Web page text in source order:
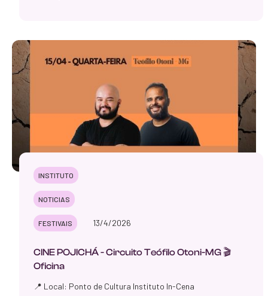
INSTITUTO
NOTICIAS
FESTIVAIS 13/4/2026
CINE POJICHÁ - Circuito Teófilo Otoni-MG 🎬
Oficina
📍 Local: Ponto de Cultura Instituto In-Cena